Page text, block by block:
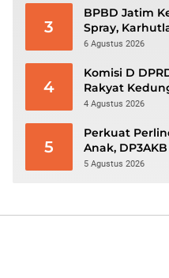
3
BPBD Jatim
Spray,
hingga 70
6 Agustus 2026
4
Komisi D
Rakyat
Leksodimulyo:
4 Agustus 2026
5
Perkuat
Anak,
hingga Tingkat
5 Agustus 2026